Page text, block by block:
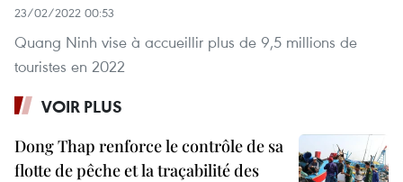
23/02/2022 00:53
Quang Ninh vise à accueillir plus de 9,5 millions de
touristes en 2022
VOIR PLUS
Dong Thap renforce le contrôle de sa
flotte de pêche et la traçabilité des